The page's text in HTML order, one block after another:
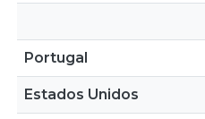
Portugal
Estados Unidos